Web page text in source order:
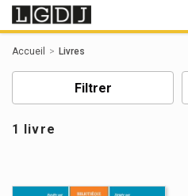
Accueil Livres
Filtrer
1 livre
Panneau de gestion des cookies